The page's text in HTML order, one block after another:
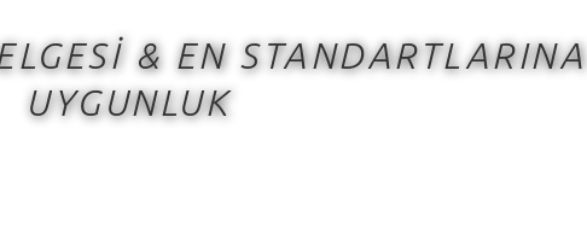
& EN STANDARTLARINA
UYGUNLUK